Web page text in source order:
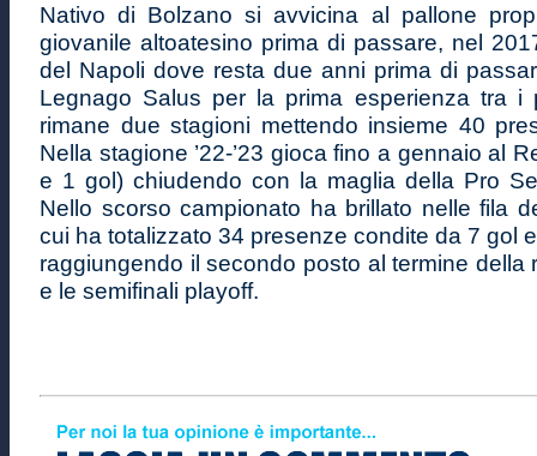
Nativo di Bolzano si avvicina al pallone
giovanile altoatesino prima di passare, nel
del Napoli dove resta due anni prima di
Legnago Salus per la prima esperienza tra i
rimane due stagioni mettendo insieme 40
Nella stagione ’22-’23 gioca fino a gennaio al
e 1 gol) chiudendo con la maglia della Pro
Nello scorso campionato ha brillato nelle fila
cui ha totalizzato 34 presenze condite da 7 gol
raggiungendo il secondo posto al termine della
e le semifinali playoff.